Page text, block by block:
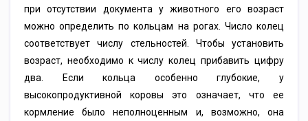
при отсутствии документа у животного его возраст
можно определить по кольцам на рогах. Число колец
соответствует числу стельностей. Чтобы установить
возраст, необходимо к числу колец прибавить цифру
два. Если кольца особенно глубокие, у
высокопродуктивной коровы это означает, что ее
кормление было неполноценным и, возможно, она